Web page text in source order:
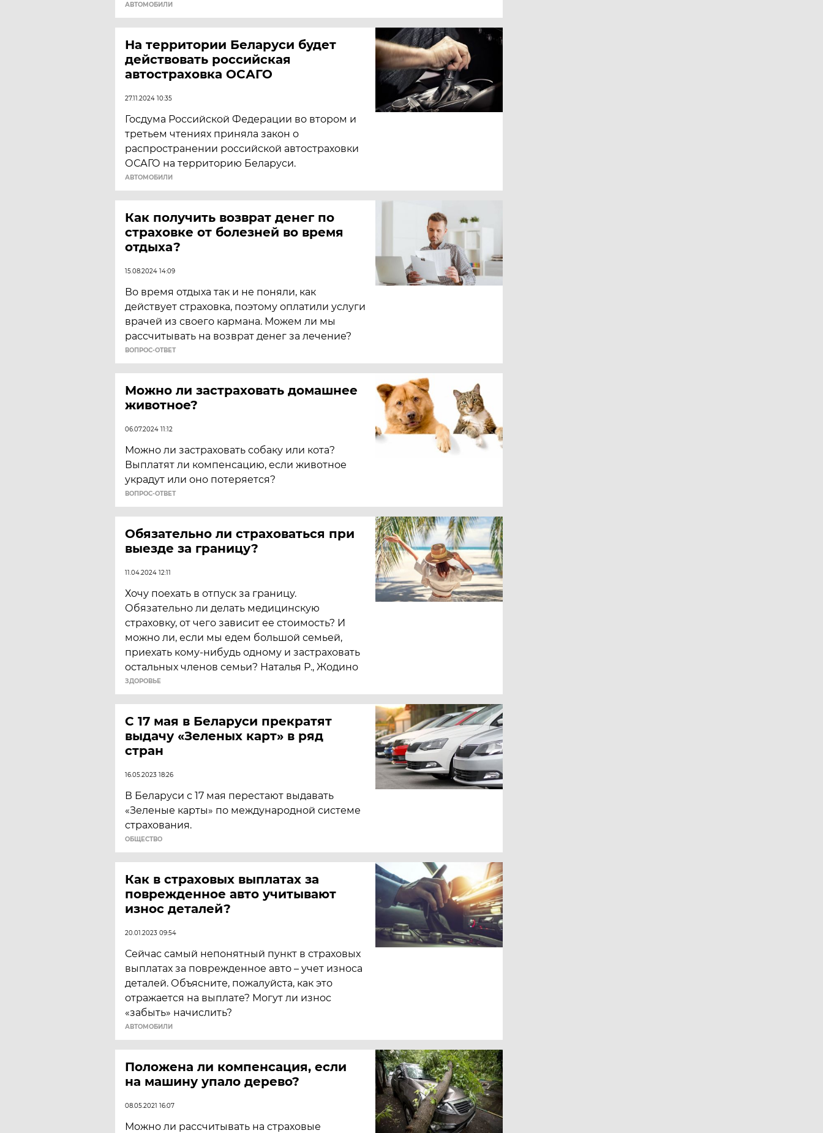
АВТОМОБИЛИ
На территории Беларуси будет
действовать российская
автостраховка ОСАГО
27.11.2024 10:35
Госдума Российской Федерации во втором и
третьем чтениях приняла закон о
распространении российской автостраховки
ОСАГО на территорию Беларуси.
АВТОМОБИЛИ
Как получить возврат денег по
страховке от болезней во время
отдыха?
15.08.2024 14:09
Во время отдыха так и не поняли, как
действует страховка, поэтому оплатили услуги
врачей из своего кармана. Можем ли мы
рассчитывать на возврат денег за лечение?
ВОПРОС-ОТВЕТ
Можно ли застраховать домашнее
животное?
06.07.2024 11:12
Можно ли застраховать собаку или кота?
Выплатят ли компенсацию, если животное
украдут или оно потеряется?
ВОПРОС-ОТВЕТ
Обязательно ли страховаться при
выезде за границу?
11.04.2024 12:11
Хочу поехать в отпуск за границу.
Обязательно ли делать медицинскую
страховку, от чего зависит ее стоимость? И
можно ли, если мы едем большой семьей,
приехать кому-нибудь одному и застраховать
остальных членов семьи? Наталья Р., Жодино
ЗДОРОВЬЕ
С 17 мая в Беларуси прекратят
выдачу «Зеленых карт» в ряд
стран
16.05.2023 18:26
В Беларуси с 17 мая перестают выдавать
«Зеленые карты» по международной системе
страхования.
ОБЩЕСТВО
Как в страховых выплатах за
поврежденное авто учитывают
износ деталей?
20.01.2023 09:54
Сейчас самый непонятный пункт в страховых
выплатах за поврежденное авто – учет износа
деталей. Объясните, пожалуйста, как это
отражается на выплате? Могут ли износ
«забыть» начислить?
АВТОМОБИЛИ
Положена ли компенсация, если
на машину упало дерево?
08.05.2021 16:07
Можно ли рассчитывать на страховые